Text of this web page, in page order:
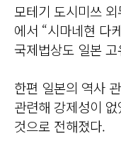
모테기 도시미쓰
에서 “시마네현 다
국제법상도 일본
한편 일본의 역사
관련해 강제성이
것으로 전해졌다.